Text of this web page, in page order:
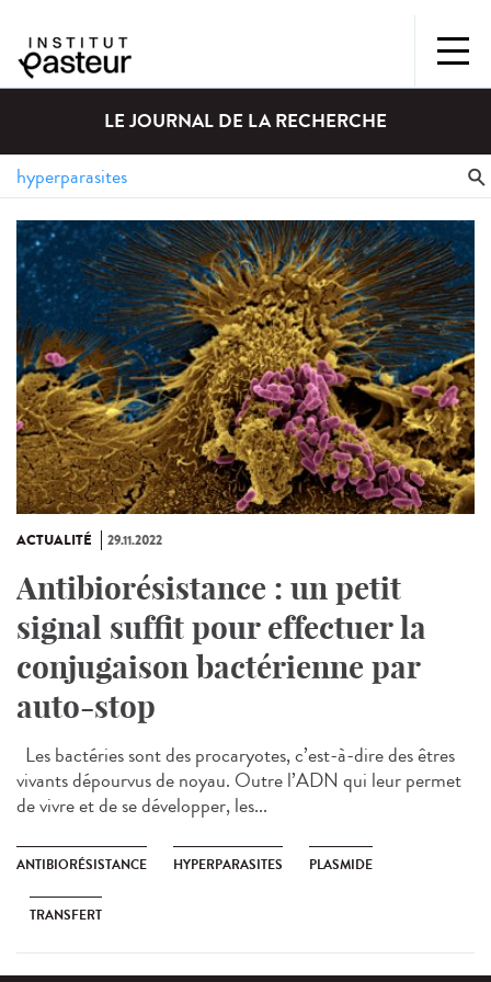
LE JOURNAL DE LA RECHERCHE
ACTUALITÉ 29.11.2022
Antibiorésistance : un petit
signal suffit pour effectuer la
conjugaison bactérienne par
auto-stop
Les bactéries sont des procaryotes, c’est-à-dire des êtres
vivants dépourvus de noyau. Outre l’ADN qui leur permet
de vivre et de se développer, les...
ANTIBIORÉSISTANCE HYPERPARASITES PLASMIDE
TRANSFERT